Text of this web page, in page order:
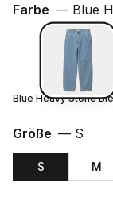
Farbe — Blue
Blue Heavy Stone
Größe — S
S M